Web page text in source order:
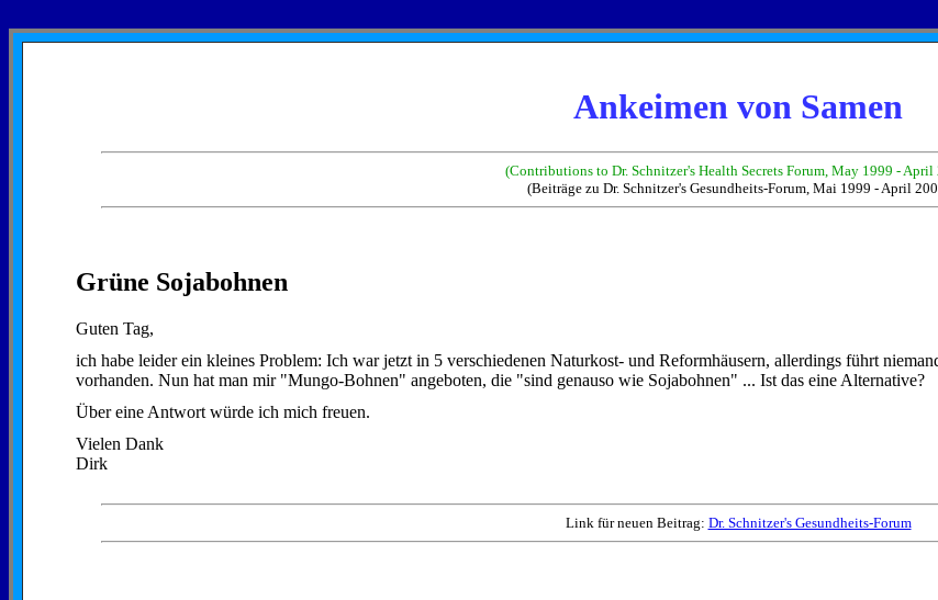
Ankeimen von Samen
(Contributions to Dr. Schnitzer's Health Secrets Forum, May 1999 - April
(Beiträge zu Dr. Schnitzer's Gesundheits-Forum, Mai 1999 - April
Grüne Sojabohnen
Guten Tag,
ich habe leider ein kleines Problem: Ich war jetzt in 5 verschiedenen Naturkost- und Reformhäusern, allerdings führt
vorhanden. Nun hat man mir "Mungo-Bohnen" angeboten, die "sind genauso wie Sojabohnen" ... Ist das eine Alternative?
Über eine Antwort würde ich mich freuen.
Vielen Dank
Dirk
Link für neuen Beitrag: Dr. Schnitzer's Gesundheits-Forum